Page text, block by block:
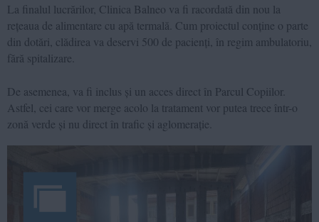
La finalul lucrărilor, Clinica Balneo va fi racordată din nou la
rețeaua de alimentare cu apă termală. Cum proiectul conține o parte
din dotări, clădirea va deservi 500 de pacienți, în regim ambulatoriu,
fără spitalizare.
De asemenea, va fi inclus și un acces direct în Parcul Copiilor.
Astfel, cei care vor merge acolo la tratament vor putea trece într-o
zonă verde și nu direct în trafic și aglomerație.